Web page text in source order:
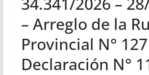
– Arreglo de la
Provincial N°
Declaración N°